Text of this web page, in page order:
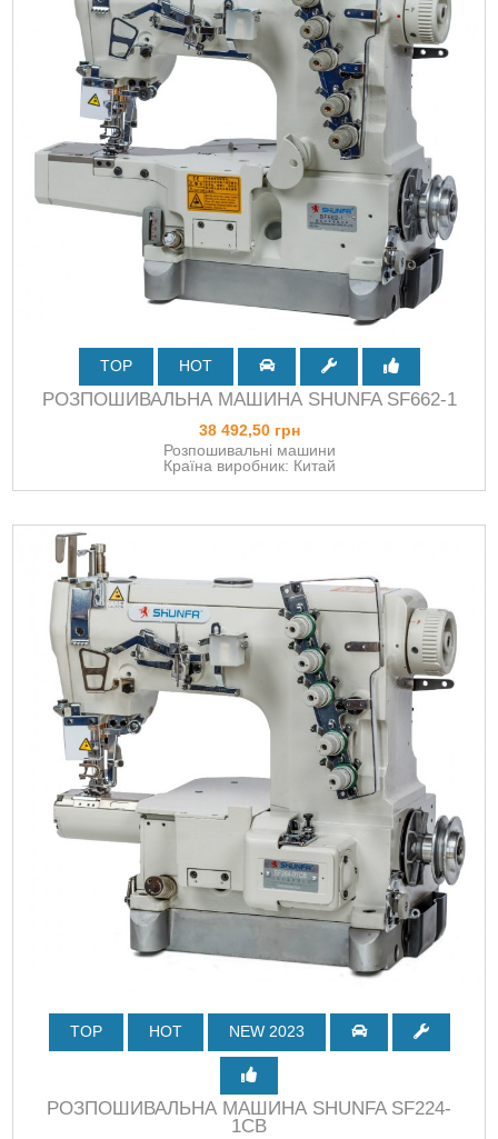
TOP HOT
РОЗПОШИВАЛЬНА МАШИНА SHUNFA SF662-1
38 492,50 грн
Розпошивальні машини
Країна виробник: Китай
TOP HOT NEW 2023
РОЗПОШИВАЛЬНА МАШИНА SHUNFA SF224-
1CB